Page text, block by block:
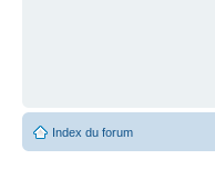
Index du forum